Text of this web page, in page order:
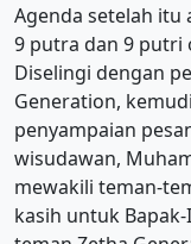
Agenda setelah itu
9 putra dan 9 putri
Diselingi dengan
Generation,
penyampaian
wisudawan,
mewakili teman-
kasih untuk